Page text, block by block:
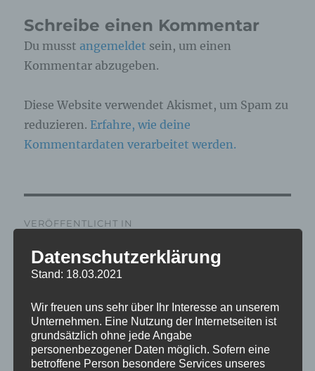
Schreibe einen Kommentar
Du musst angemeldet sein, um einen
Kommentar abzugeben.
Diese Website verwendet Akismet, um Spam zu
reduzieren. Erfahre, wie deine
Kommentardaten verarbeitet werden.
VERÖFFENTLICHT IN
IMG_5119_mL
Datenschutzerklärung
Stand: 18.03.2021
Wir freuen uns sehr über Ihr Interesse an unserem
Unternehmen. Eine Nutzung der Internetseiten ist
grundsätzlich ohne jede Angabe
personenbezogener Daten möglich. Sofern eine
betroffene Person besondere Services unseres